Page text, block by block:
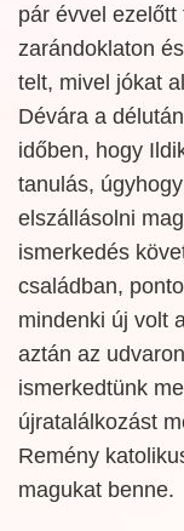
pár évvel
zarándoklaton
telt, mivel jókat
Dévára a
időben, hogy
tanulás,
elszállásolni
ismerkedés
családban,
mindenki új volt
aztán az
ismerkedtünk
újratalálkozást
Remény
magukat benne.